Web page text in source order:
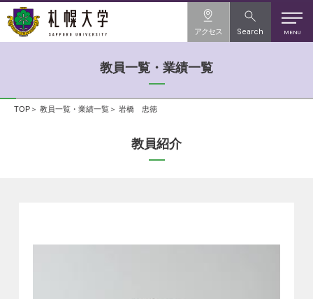
MENU
アクセス Search
教員一覧・業績一覧
TOP 教員一覧・業績一覧 岩橋 忠徳
教員紹介